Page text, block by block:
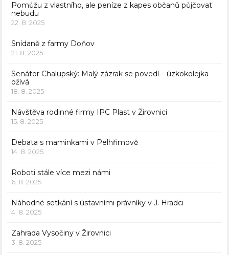
Pomůžu z vlastního, ale peníze z kapes občanů půjčovat
nebudu
22. 8. 2025
Snídaně z farmy Doňov
21. 8. 2025
Senátor Chalupský: Malý zázrak se povedl – úzkokolejka
ožívá
18. 8. 2025
Návštěva rodinné firmy IPC Plast v Žirovnici
15. 8. 2025
Debata s maminkami v Pelhřimově
14. 8. 2025
Roboti stále více mezi námi
6. 8. 2025
Náhodné setkání s ústavními právníky v J. Hradci
4. 8. 2025
Zahrada Vysočiny v Žirovnici
3. 8. 2025